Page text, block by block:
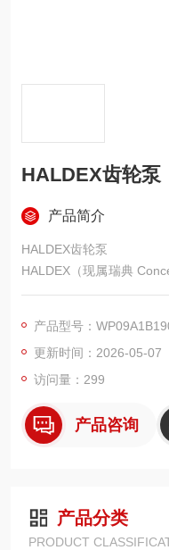
HALDEX齿轮泵
产品简介
HALDEX齿轮泵
HALDEX（现属瑞典
以高压、高效、低噪、高
产品型号：
更新时间：2026-05-07
访问量：299
产品咨询
产品分类
PRODUCT